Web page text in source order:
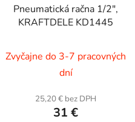
Pneumatická račna 1/2",
KRAFTDELE KD1445
Zvyčajne do 3-7 pracovných
dní
25,20 € bez DPH
31 €